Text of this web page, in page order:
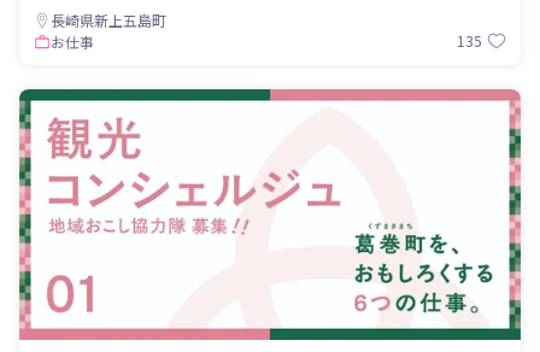
長崎県新上五島町
お仕事
135